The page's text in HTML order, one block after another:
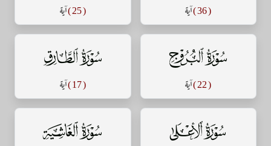
( 36 ) آية ( 25 ) آية
سورة البروج
( 22 ) آية
سورة الطارق
( 17 ) آية
سورة الأعلى سورة الغاشية